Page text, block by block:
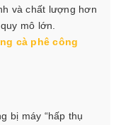
và chất lượng hơn
mô lớn.
cà phê công
bị máy “hấp thụ